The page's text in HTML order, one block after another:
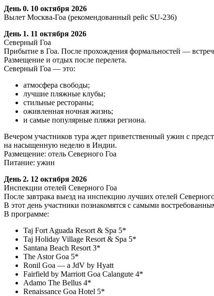
День 0. 10 октября 2026
Вылет Москва-Гоа (рекомендованный рейс SU-236)
День 1. 11 октября 2026
Северный Гоа
Прибытие в Гоа. После прохождения формальностей —
Размещение и отдых после перелета.
Северный Гоа — это:
атмосфера свободы;
лучшие пляжные клубы;
стильные рестораны;
оживленная ночная жизнь;
и самые популярные пляжи региона.
Вечером участников тура ждет приветственный ужин с
на насыщенную неделю в Индии.
Размещение: отель Северного Гоа
Питание: ужин
День 2. 12 октября 2026
Инспекции отелей Северного Гоа
После завтрака выезд на инспекцию лучших отелей
В этот день участники познакомятся с самыми
В программе:
Taj Fort Aguada Resort & Spa 5*
Taj Holiday Village Resort & Spa 5*
Santana Beach Resort 3*
The Astor Goa 5*
Ronil Goa — a JdV by Hyatt
Fairfield by Marriott Goa Calangute 4*
Adamo The Bellus 4*
Renaissance Goa Hotel 5*